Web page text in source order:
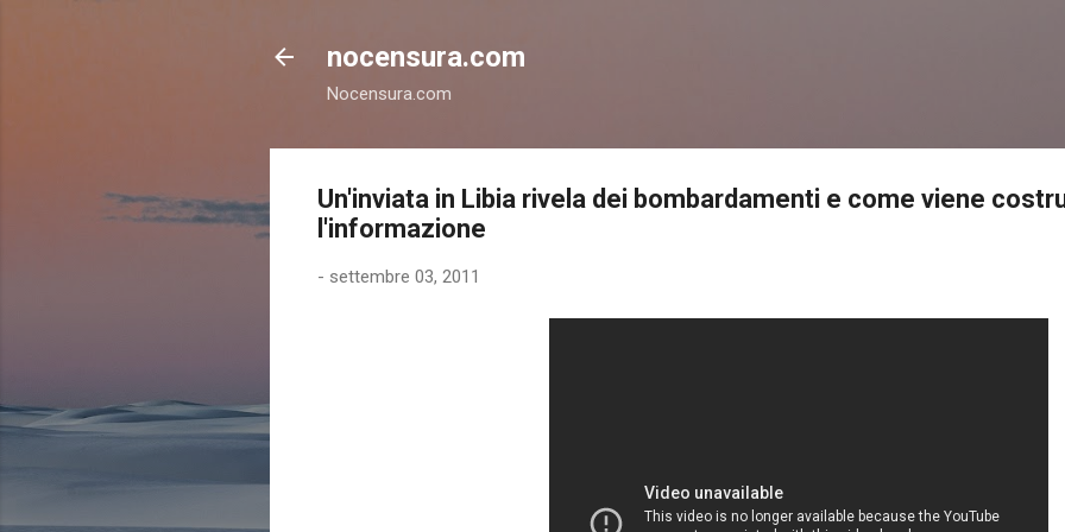
nocensura.com
Nocensura.com
Un'inviata in Libia rivela dei bombardamenti e come viene
l'informazione
- settembre 03, 2011